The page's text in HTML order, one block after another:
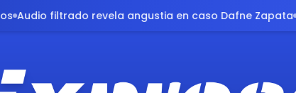
en caso Dafne Zapata Familia exige justicia